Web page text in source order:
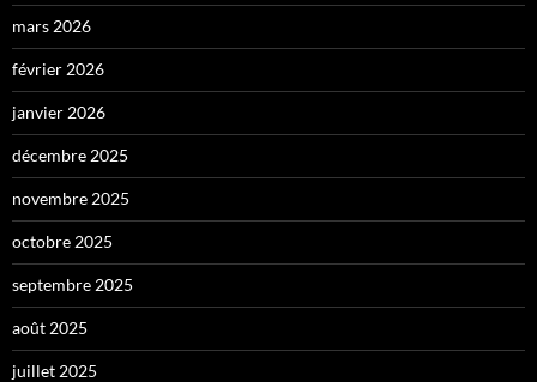
mars 2026
février 2026
janvier 2026
décembre 2025
novembre 2025
octobre 2025
septembre 2025
août 2025
juillet 2025